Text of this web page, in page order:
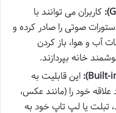
کاربران می توانند با
صوتی را صادر کرده و
آب و هوا، باز کردن
خانه بپردازند.
این قابلیت به
علاقه خود را (مانند عکس،
تبلت یا لپ تاپ خود به